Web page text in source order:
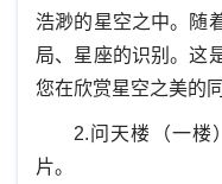
浩渺的星空之中。随
局、星座的识别。这
您在欣赏星空之美的
2.问天楼（一楼
片。